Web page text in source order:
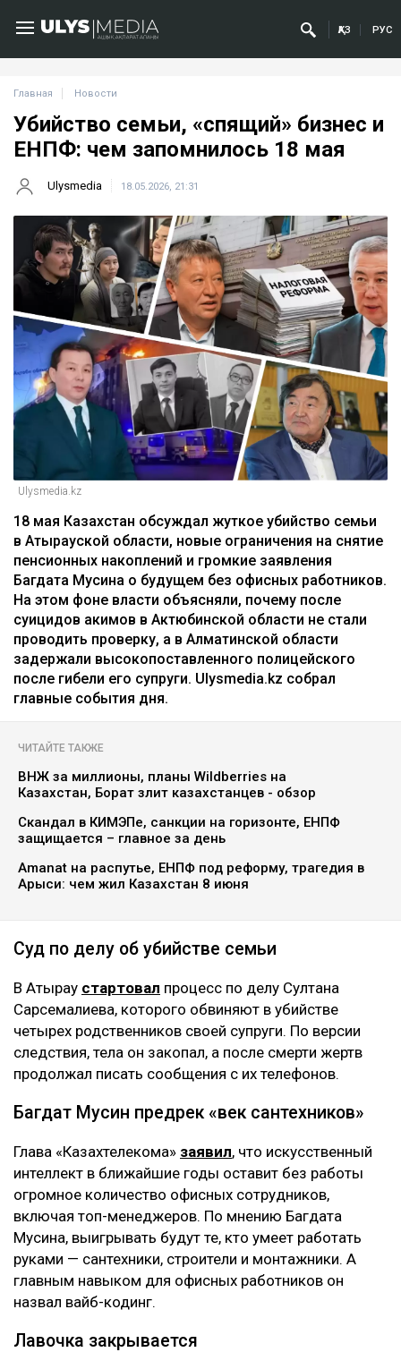
ҚАЗ РУС
Главная Новости
Убийство семьи, «спящий» бизнес и
ЕНПФ: чем запомнилось 18 мая
Ulysmedia 18.05.2026, 21:31
Ulysmedia.kz
18 мая Казахстан обсуждал жуткое убийство семьи
в Атырауской области, новые ограничения на снятие
пенсионных накоплений и громкие заявления
Багдата Мусина о будущем без офисных работников.
На этом фоне власти объясняли, почему после
суицидов акимов в Актюбинской области не стали
проводить проверку, а в Алматинской области
задержали высокопоставленного полицейского
после гибели его супруги. Ulysmedia.kz собрал
главные события дня.
ЧИТАЙТЕ ТАКЖЕ
ВНЖ за миллионы, планы Wildberries на
Казахстан, Борат злит казахстанцев - обзор
Скандал в КИМЭПе, санкции на горизонте, ЕНПФ
защищается – главное за день
Amanat на распутье, ЕНПФ под реформу, трагедия в
Арыси: чем жил Казахстан 8 июня
Суд по делу об убийстве семьи
В Атырау стартовал процесс по делу Султана
Сарсемалиева, которого обвиняют в убийстве
четырех родственников своей супруги. По версии
следствия, тела он закопал, а после смерти жертв
продолжал писать сообщения с их телефонов.
Багдат Мусин предрек «век сантехников»
Глава «Казахтелекома» заявил, что искусственный
интеллект в ближайшие годы оставит без работы
огромное количество офисных сотрудников,
включая топ-менеджеров. По мнению Багдата
Мусина, выигрывать будут те, кто умеет работать
руками — сантехники, строители и монтажники. А
главным навыком для офисных работников он
назвал вайб-кодинг.
Лавочка закрывается